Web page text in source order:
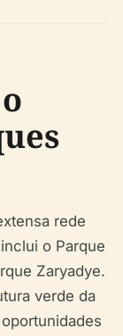
rede
o Parque
Zaryadye.
verde da